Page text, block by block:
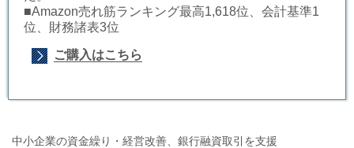
■Amazon売れ筋ランキング最高1,618位、会計基準1
位、財務諸表3位
ご購入はこちら
中小企業の資金繰り・経営改善、銀行融資取引を支援